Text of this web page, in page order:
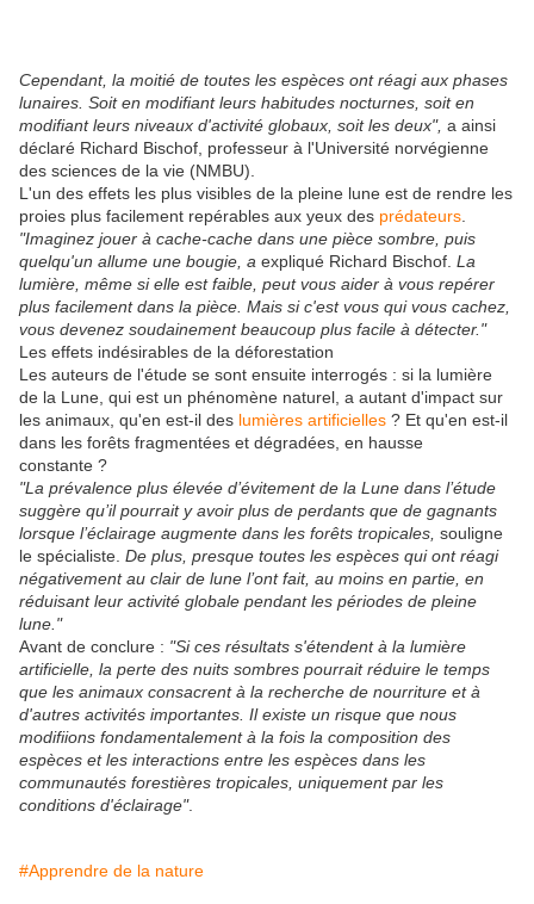
Cependant, la moitié de toutes les espèces ont réagi aux phases
lunaires. Soit en modifiant leurs habitudes nocturnes, soit en
modifiant leurs niveaux d'activité globaux, soit les deux", a ainsi
déclaré Richard Bischof, professeur à l'Université norvégienne
des sciences de la vie (NMBU).
L'un des effets les plus visibles de la pleine lune est de rendre les
proies plus facilement repérables aux yeux des prédateurs
"Imaginez jouer à cache-cache dans une pièce sombre, puis
quelqu'un allume une bougie, a expliqué Richard Bischof. La
lumière, même si elle est faible, peut vous aider à vous repérer
plus facilement dans la pièce. Mais si c'est vous qui vous cachez,
vous devenez soudainement beaucoup plus facile à détecter."
Les effets indésirables de la déforestation
Les auteurs de l'étude se sont ensuite interrogés : si la lumière
de la Lune, qui est un phénomène naturel, a autant d'impact sur
les animaux, qu'en est-il des lumières artificielles ? Et qu'en est-il
dans les forêts fragmentées et dégradées, en hausse
constante ?
"La prévalence plus élevée d’évitement de la Lune dans l’étude
suggère qu’il pourrait y avoir plus de perdants que de gagnants
lorsque l’éclairage augmente dans les forêts tropicales, souligne
le spécialiste. De plus, presque toutes les espèces qui ont réagi
négativement au clair de lune l’ont fait, au moins en partie, en
réduisant leur activité globale pendant les périodes de pleine
lune."
Avant de conclure : "Si ces résultats s'étendent à la lumière
artificielle, la perte des nuits sombres pourrait réduire le temps
que les animaux consacrent à la recherche de nourriture et à
d'autres activités importantes. Il existe un risque que nous
modifiions fondamentalement à la fois la composition des
espèces et les interactions entre les espèces dans les
communautés forestières tropicales, uniquement par les
conditions d'éclairage".
#Apprendre de la nature